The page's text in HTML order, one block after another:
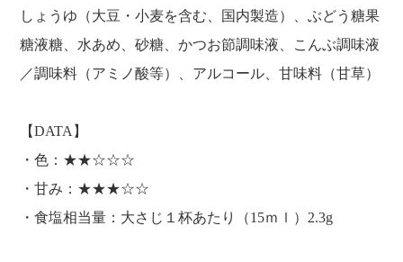
しょうゆ（大豆・小麦を含む、国内製造）、ぶどう糖果
糖液糖、水あめ、砂糖、かつお節調味液、こんぶ調味液
／調味料（アミノ酸等）、アルコール、甘味料（甘草）
【DATA】
・色：★★☆☆☆
・甘み：★★★☆☆
・食塩相当量：大さじ１杯あたり（15ｍｌ）2.3g